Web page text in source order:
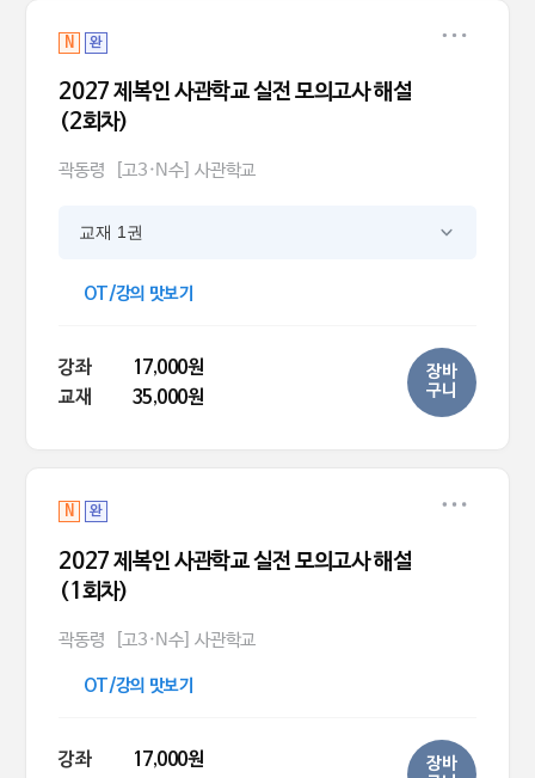
N 완
2027 제복인 사관학교 실전 모의고사 해설
(2회차)
곽동령 [고3·N수] 사관학교
교재 1권
OT/강의 맛보기
강좌
17,000원
교재
35,000원
장바
구니
N 완
2027 제복인 사관학교 실전 모의고사 해설
(1회차)
곽동령 [고3·N수] 사관학교
OT/강의 맛보기
강좌 17,000원
장바